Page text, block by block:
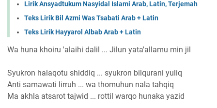
Lirik Ansyadtukum Nasyidal Islami Arab, Latin, Terjemah
Teks Lirik Bil Azmi Was Tsabati Arab + Latin
Teks Lirik Hayyarol Albab Arab + Latin
Wa huna khoiru 'alaihi dalil ... Jilun yata'allamu min jil
Syukron halaqotu shiddiq ... syukron bilqurani yuliq
Anti samawati lirruh ... wa thomuhun nala tahqiq
Ma akhla atsarot tajwid ... rottil warqo hunaka yazid